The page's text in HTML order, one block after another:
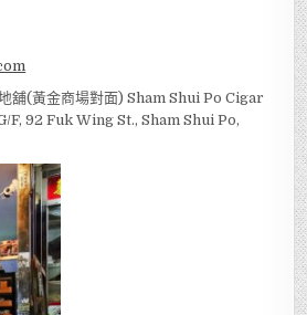
舖(黃金商場對面) Sham Shui Po Cigar
F, 92 Fuk Wing St., Sham Shui Po,